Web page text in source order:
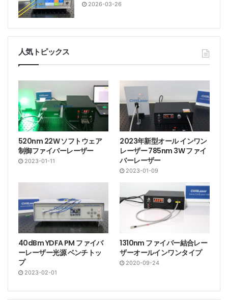
2026-03-26
人気トピックス
520nm 22W ソフトウェア
制御ファイバーレーザー
2023-01-11
2023年新型オール インワン
レーザー 785nm 3W ファイ
バーレーザー
2023-01-09
40dBm YDFA PM ファイバ
ーレーザー光源 ベンチトッ
プ
2023-02-01
1310nm ファイバー結合レー
ザーオールインワンタイプ
2020-09-24